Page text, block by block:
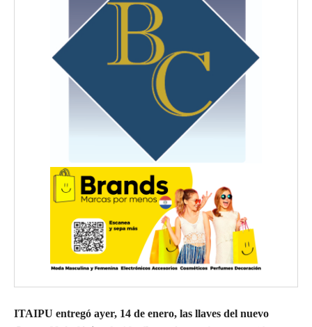
ITAIPU entregó ayer, 14 de enero, las llaves del nuevo